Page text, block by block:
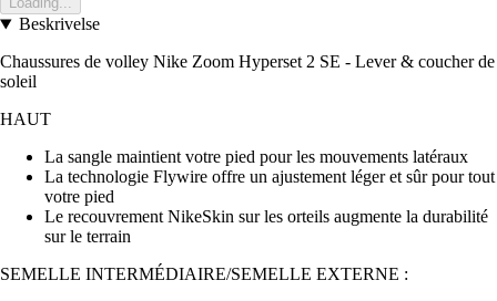
Beskrivelse
Chaussures de volley Nike Zoom Hyperset 2 SE - Lever & coucher de
soleil
HAUT
La sangle maintient votre pied pour les mouvements latéraux
La technologie Flywire offre un ajustement léger et sûr pour tout
votre pied
Le recouvrement NikeSkin sur les orteils augmente la durabilité
sur le terrain
SEMELLE INTERMÉDIAIRE/SEMELLE EXTERNE :